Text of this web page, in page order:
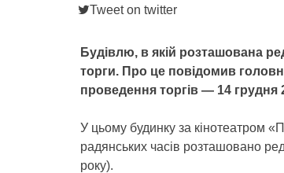
Tweet on twitter
Будівлю, в якій розташована
торги. Про це повідомив
проведення торгів — 14 грудня
У цьому будинку за кінотеатром
радянських часів розташовано
року).